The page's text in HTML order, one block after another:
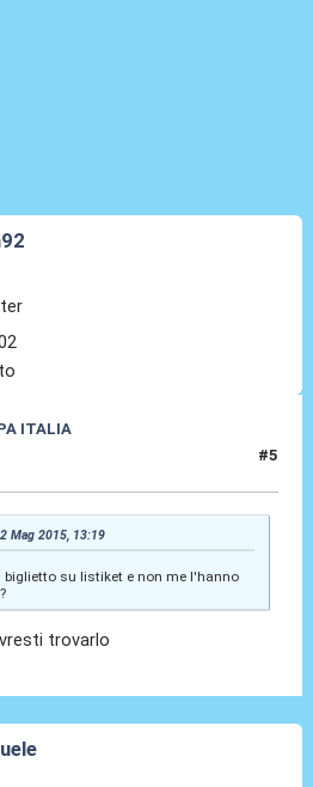
ITALIA
#5
Mag 2015, 13:19
su listiket e non me l'hanno
trovarlo